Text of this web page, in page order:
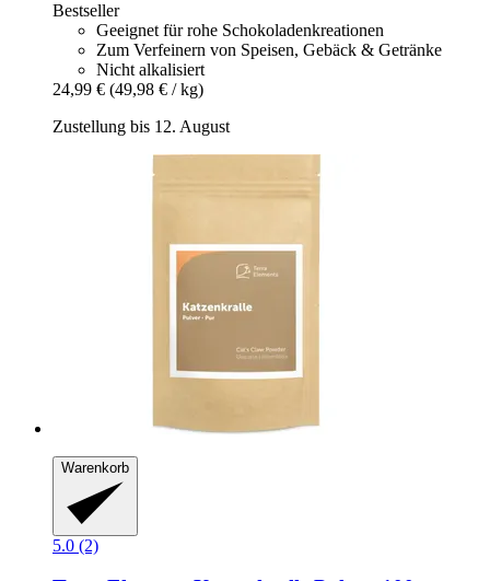
Bestseller
Geeignet für rohe Schokoladenkreationen
Zum Verfeinern von Speisen, Gebäck & Getränke
Nicht alkalisiert
24,99 € (49,98 € / kg)
Zustellung bis 12. August
Warenkorb
5.0 (2)